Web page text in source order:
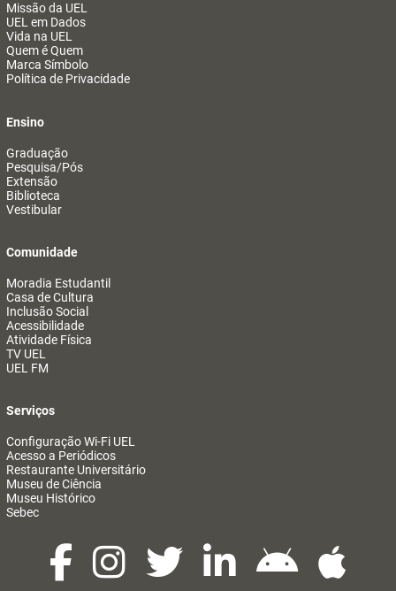
Missão da UEL
UEL em Dados
Vida na UEL
Quem é Quem
Marca Símbolo
Política de Privacidade
Ensino
Graduação
Pesquisa/Pós
Extensão
Biblioteca
Vestibular
Comunidade
Moradia Estudantil
Casa de Cultura
Inclusão Social
Acessibilidade
Atividade Física
TV UEL
UEL FM
Serviços
Configuração Wi-Fi UEL
Acesso a Periódicos
Restaurante Universitário
Museu de Ciência
Museu Histórico
Sebec